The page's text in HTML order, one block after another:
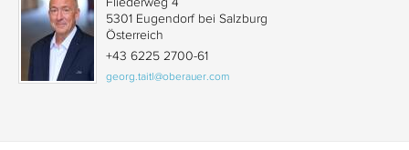
5301 Eugendorf bei Salzburg
Österreich
+43 6225 2700-61
georg.taitl@oberauer.com